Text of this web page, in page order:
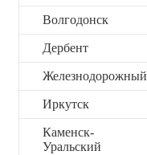
Волгодонск
Дербент
Железнодорожный
Иркутск
Каменск-
Уральский